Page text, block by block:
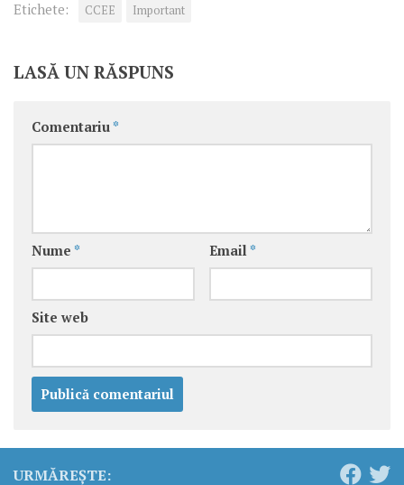
Etichete: CCEE Important
LASĂ UN RĂSPUNS
Comentariu *
Nume * Email *
Site web
URMĂREȘTE: